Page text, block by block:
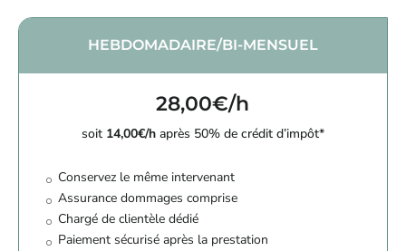
HEBDOMADAIRE/BI-MENSUEL
28,00€/h
soit 14,00€/haprès 50% de crédit d’impôt*
Conservez le même intervenant
Assurance dommages comprise
Chargé de clientèle dédié
Paiement sécurisé après la prestation